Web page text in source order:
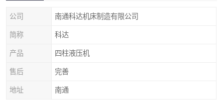
公司 南通科达机床制造有限公司
简称 科达
产品 四柱液压机
售后 完善
地址 南通